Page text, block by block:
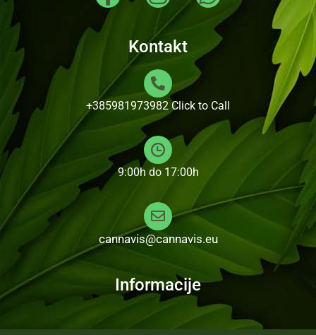
Kontakt
+385981973982 Click to Call
9:00h do 17:00h
cannavis@cannavis.eu
Informacije